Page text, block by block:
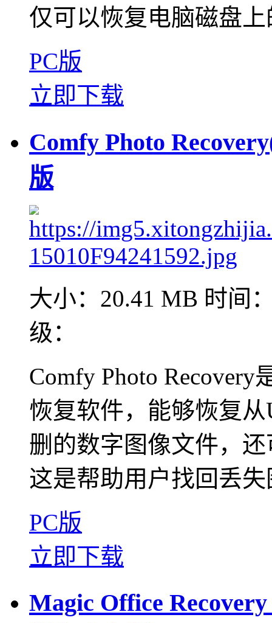
仅可以恢复电脑磁盘
PC版
立即下载
Comfy Photo
版
大小：20.41 MB 时间
级：
Comfy Photo
恢复软件，能够恢复
删的数字图像文件，
这是帮助用户找回丢
PC版
立即下载
Magic Office